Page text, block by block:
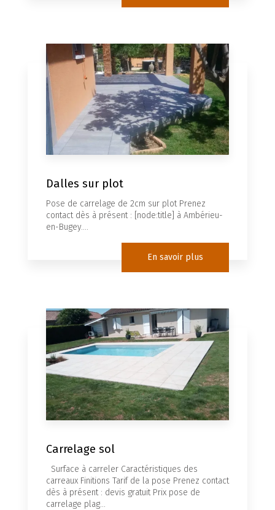
Dalles sur plot
Pose de carrelage de 2cm sur plot Prenez
contact dès à présent : [node:title] à Ambérieu-
en-Bugey....
En savoir plus
Carrelage sol
Surface à carreler Caractéristiques des
carreaux Finitions Tarif de la pose Prenez contact
dès à présent : devis gratuit Prix pose de
carrelage plag...